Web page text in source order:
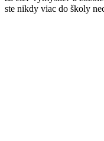
ste nikdy viac do školy